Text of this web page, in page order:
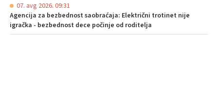
07. avg 2026. 09:31
Agencija za bezbednost saobraćaja: Električni trotinet nije
igračka - bezbednost dece počinje od roditelja